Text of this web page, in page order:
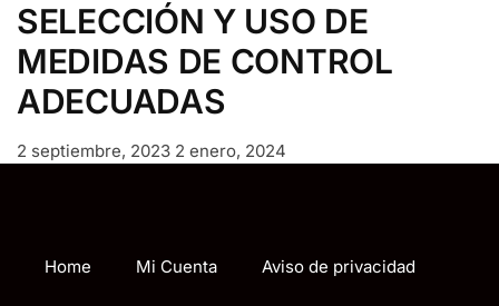
SELECCIÓN Y USO DE
MEDIDAS DE CONTROL
ADECUADAS
2 septiembre, 2023 2 enero, 2024
Home Mi Cuenta Aviso de privacidad